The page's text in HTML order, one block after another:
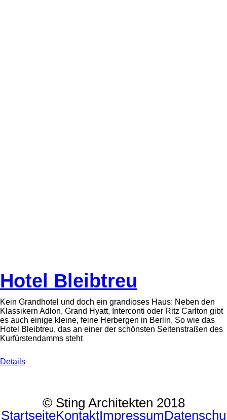
Hotel Bleibtreu
Kein Grandhotel und doch ein grandioses Haus: Neben den
Klassikern Adlon, Grand Hyatt, Interconti oder Ritz Carlton gibt
es auch einige kleine, feine Herbergen in Berlin. So wie das
Hotel Bleibtreu, das an einer der schönsten Seitenstraßen des
Kurfürstendamms steht
Details
© Sting Architekten 2018
StartseiteKontaktImpressumDatenschu